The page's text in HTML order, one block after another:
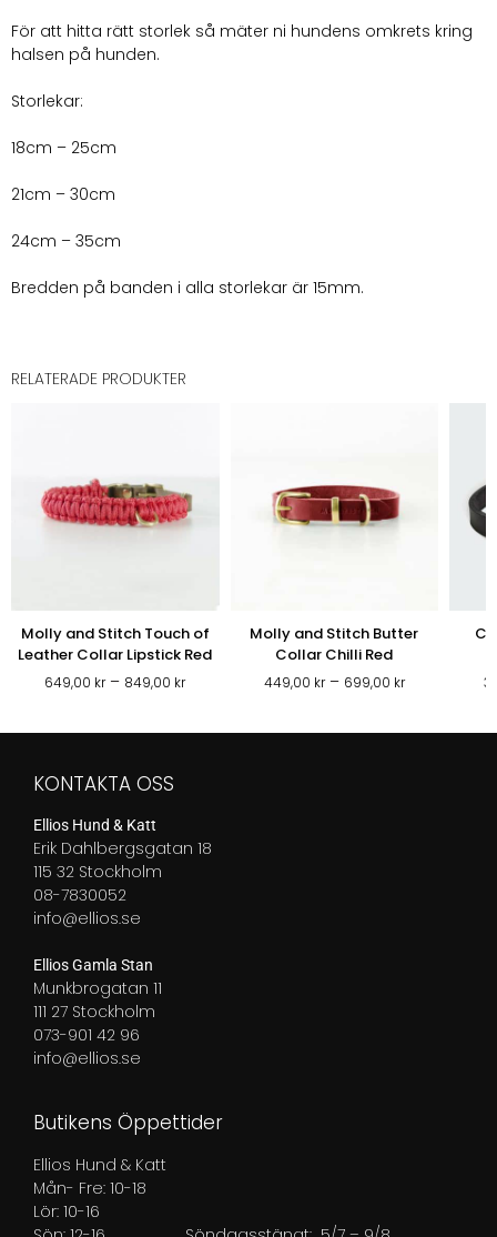
För att hitta rätt storlek så mäter ni hundens omkrets kring
halsen på hunden.
Storlekar:
18cm – 25cm
21cm – 30cm
24cm – 35cm
Bredden på banden i alla storlekar är 15mm.
RELATERADE PRODUKTER
Molly and Stitch Touch of
Leather Collar Lipstick Red
649,00 kr – 849,00 krPrisintervall:
till
Molly and Stitch Butter
Collar Chilli Red
449,00 kr – 699,00 krPrisintervall:
till
KONTAKTA OSS
Ellios Hund & Katt
Erik Dahlbergsgatan 18
115 32 Stockholm
08-7830052
info@ellios.se
Ellios Gamla Stan
Munkbrogatan 11
111 27 Stockholm
073-901 42 96
info@ellios.se
Butikens Öppettider
Ellios Hund & Katt
Mån- Fre: 10-18
Lör: 10-16